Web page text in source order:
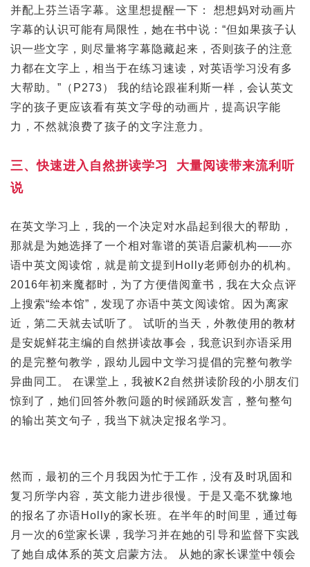
并配上芬兰语字幕。这里想提醒一下： 想想妈对动画片
字幕的认识可能有局限性，她在书中说：“但如果孩子认
识一些文字，则尽量将字幕隐藏起来，否则孩子的注意
力都在文字上，相当于在练习速读，对英语学习没有多
大帮助。”（P273） 我的结论跟崔利斯一样，会认英文
字的孩子更应该看有英文字母的动画片，提高识字能
力，不然就浪费了孩子的文字注意力。
三、快速进入自然拼读学习 大量阅读带来流利听
说
在英文学习上，我的一个决定对水晶起到很大的帮助，
那就是为她选择了一个相对靠谱的英语启蒙机构——亦
语中英文阅读馆，就是前文提到Holly老师创办的机构。
2016年初来魔都时，为了方便借阅童书，我在大众点评
上搜索“绘本馆”，发现了亦语中英文阅读馆。因为离家
近，第二天就去试听了。 试听的当天，外教使用的教材
是安妮鲜花主编的自然拼读故事会，我意识到亦语采用
的是完整句教学，跟幼儿园中文学习提倡的完整句教学
异曲同工。 在课堂上，我被K2自然拼读阶段的小朋友们
惊到了，她们回答外教问题的时候踊跃发言，整句整句
的输出英文句子，我当下就决定报名学习。
然而，最初的三个月我因为忙于工作，没有及时巩固和
复习所学内容，英文能力进步很慢。于是又毫不犹豫地
的报名了亦语Holly的家长班。在半年的时间里，通过每
月一次的6堂家长课，我学习并在她的引导和监督下实践
了她自成体系的英文启蒙方法。 从她的家长课堂中领会